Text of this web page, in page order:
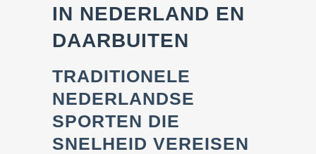
IN NEDERLAND EN
DAARBUITEN
TRADITIONELE
NEDERLANDSE
SPORTEN DIE
SNELHEID VEREISEN